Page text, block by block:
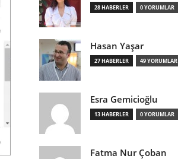
28 HABERLER 0 YORUMLAR
Hasan Yaşar
27 HABERLER 49 YORUMLAR
Esra Gemicioğlu
13 HABERLER 0 YORUMLAR
Fatma Nur Çoban